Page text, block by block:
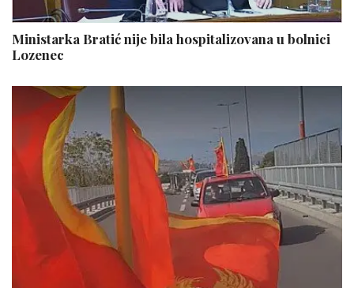
Ministarka Bratić nije bila hospitalizovana u bolnici
Lozenec